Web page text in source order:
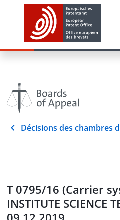
Décisions des chambres
T 0795/16 (Carrier
INSTITUTE SCIENCE